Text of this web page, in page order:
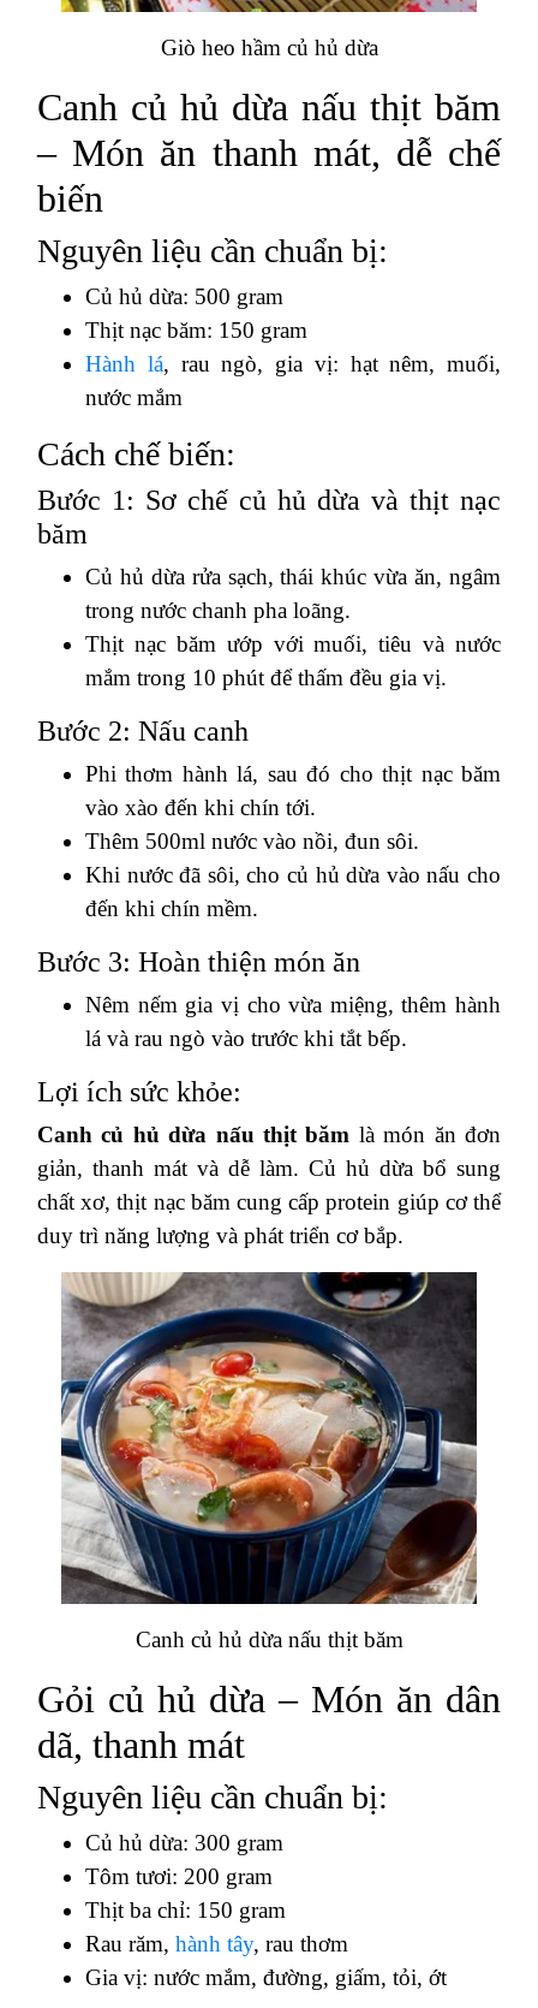
Giò heo hầm củ hủ dừa
Canh củ hủ dừa nấu thịt băm
– Món ăn thanh mát, dễ chế
biến
Nguyên liệu cần chuẩn bị:
Củ hủ dừa: 500 gram
Thịt nạc băm: 150 gram
Hành lá, rau ngò, gia vị: hạt nêm, muối,
nước mắm
Cách chế biến:
Bước 1: Sơ chế củ hủ dừa và thịt nạc
băm
Củ hủ dừa rửa sạch, thái khúc vừa ăn, ngâm
trong nước chanh pha loãng.
Thịt nạc băm ướp với muối, tiêu và nước
mắm trong 10 phút để thấm đều gia vị.
Bước 2: Nấu canh
Phi thơm hành lá, sau đó cho thịt nạc băm
vào xào đến khi chín tới.
Thêm 500ml nước vào nồi, đun sôi.
Khi nước đã sôi, cho củ hủ dừa vào nấu cho
đến khi chín mềm.
Bước 3: Hoàn thiện món ăn
Nêm nếm gia vị cho vừa miệng, thêm hành
lá và rau ngò vào trước khi tắt bếp.
Lợi ích sức khỏe:
Canh củ hủ dừa nấu thịt băm là món ăn đơn
giản, thanh mát và dễ làm. Củ hủ dừa bổ sung
chất xơ, thịt nạc băm cung cấp protein giúp cơ thể
duy trì năng lượng và phát triển cơ bắp.
Canh củ hủ dừa nấu thịt băm
Gỏi củ hủ dừa – Món ăn dân
dã, thanh mát
Nguyên liệu cần chuẩn bị:
Củ hủ dừa: 300 gram
Tôm tươi: 200 gram
Thịt ba chỉ: 150 gram
Rau răm, hành tây, rau thơm
Gia vị: nước mắm, đường, giấm, tỏi, ớt